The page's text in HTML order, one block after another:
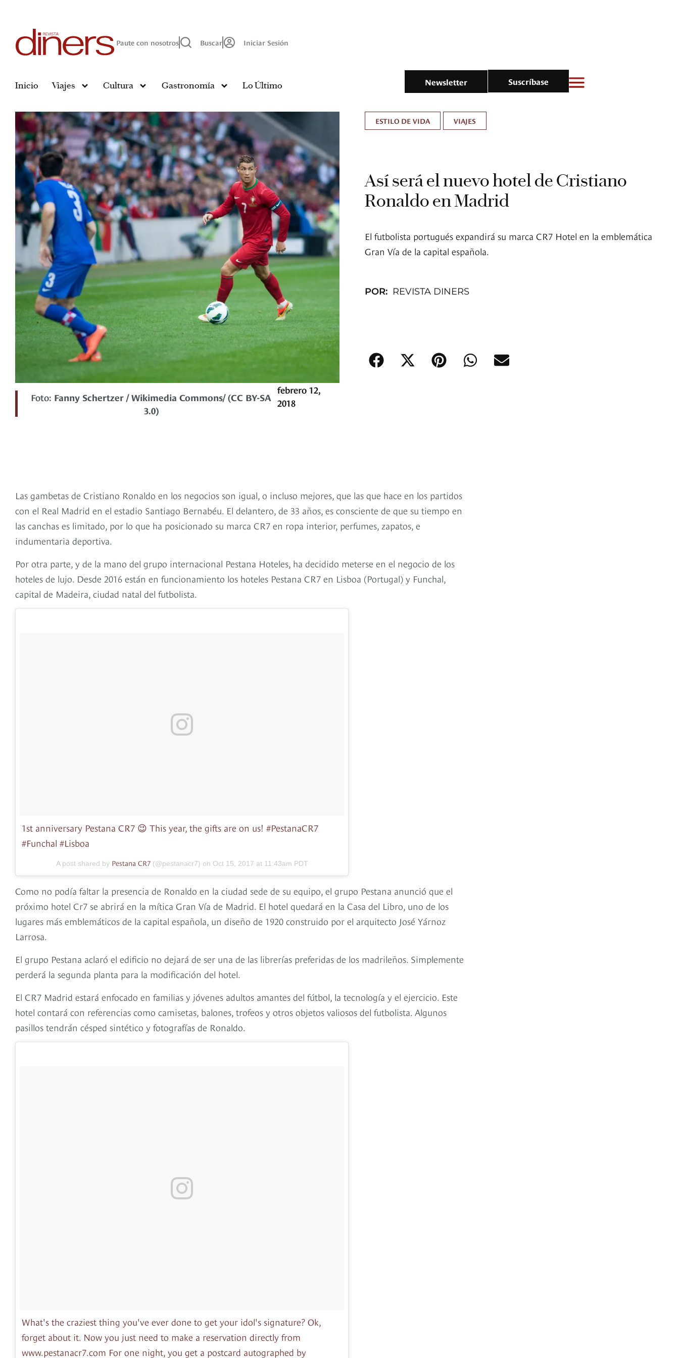
Paute con nosotros Buscar Iniciar Sesión
Inicio Viajes Cultura Gastronomía Lo Último Newsletter Suscríbase
Foto: Fanny Schertzer / Wikimedia Commons/ (CC BY-SA
3.0)
febrero 12,
2018
ESTILO DE VIDA VIAJES
Así será el nuevo hotel de Cristiano
Ronaldo en Madrid
El futbolista portugués expandirá su marca CR7 Hotel en la emblemática
Gran Vía de la capital española.
POR: REVISTA DINERS
Las gambetas de Cristiano Ronaldo en los negocios son igual, o incluso mejores, que las que hace en los partidos
con el Real Madrid en el estadio Santiago Bernabéu. El delantero, de 33 años, es consciente de que su tiempo en
las canchas es limitado, por lo que ha posicionado su marca CR7 en ropa interior, perfumes, zapatos, e
indumentaria deportiva.
Por otra parte, y de la mano del grupo internacional Pestana Hoteles, ha decidido meterse en el negocio de los
hoteles de lujo. Desde 2016 están en funcionamiento los hoteles Pestana CR7 en Lisboa (Portugal) y Funchal,
capital de Madeira, ciudad natal del futbolista.
1st anniversary Pestana CR7 😉 This year, the gifts are on us! #PestanaCR7
#Funchal #Lisboa
A post shared by Pestana CR7(@pestanacr7) on Oct 15, 2017 at 11:43am PDT
Como no podía faltar la presencia de Ronaldo en la ciudad sede de su equipo, el grupo Pestana anunció que el
próximo hotel Cr7 se abrirá en la mítica Gran Vía de Madrid. El hotel quedará en la Casa del Libro, uno de los
lugares más emblemáticos de la capital española, un diseño de 1920 construido por el arquitecto José Yárnoz
Larrosa.
El grupo Pestana aclaró el edificio no dejará de ser una de las librerías preferidas de los madrileños. Simplemente
perderá la segunda planta para la modificación del hotel.
El CR7 Madrid estará enfocado en familias y jóvenes adultos amantes del fútbol, la tecnología y el ejercicio. Este
hotel contará con referencias como camisetas, balones, trofeos y otros objetos valiosos del futbolista. Algunos
pasillos tendrán césped sintético y fotografías de Ronaldo.
What's the craziest thing you've ever done to get your idol's signature? Ok,
forget about it. Now you just need to make a reservation directly from
www.pestanacr7.com For one night, you get a postcard autographed by